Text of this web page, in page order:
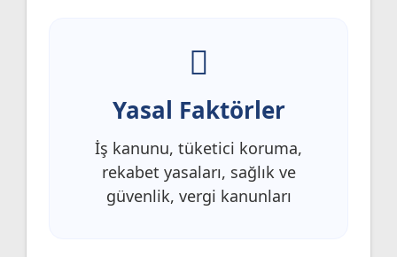
Yasal Faktörler
İş kanunu, tüketici koruma,
rekabet yasaları, sağlık ve
güvenlik, vergi kanunları